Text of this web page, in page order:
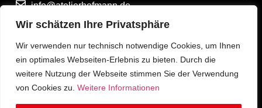
Wir schätzen Ihre Privatsphäre
Wir verwenden nur technisch notwendige Cookies, um Ihnen
ein optimales Webseiten-Erlebnis zu bieten. Durch die
weitere Nutzung der Webseite stimmen Sie der Verwendung
von Cookies zu. Weitere Informationen
info@atelierhofmann.de
+ 49(0)1714939399